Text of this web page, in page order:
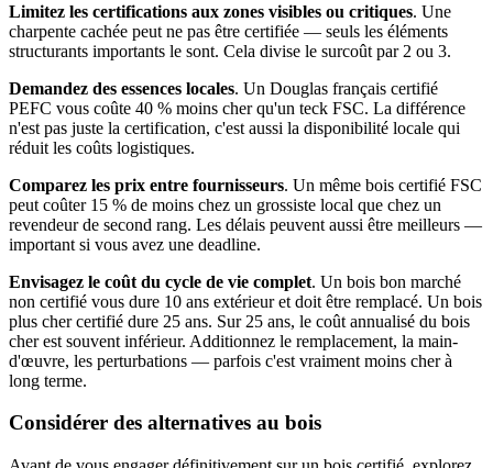
Limitez les certifications aux zones visibles ou critiques. Une
charpente cachée peut ne pas être certifiée — seuls les éléments
structurants importants le sont. Cela divise le surcoût par 2 ou 3.
Demandez des essences locales. Un Douglas français certifié
PEFC vous coûte 40 % moins cher qu'un teck FSC. La différence
n'est pas juste la certification, c'est aussi la disponibilité locale qui
réduit les coûts logistiques.
Comparez les prix entre fournisseurs. Un même bois certifié FSC
peut coûter 15 % de moins chez un grossiste local que chez un
revendeur de second rang. Les délais peuvent aussi être meilleurs —
important si vous avez une deadline.
Envisagez le coût du cycle de vie complet. Un bois bon marché
non certifié vous dure 10 ans extérieur et doit être remplacé. Un bois
plus cher certifié dure 25 ans. Sur 25 ans, le coût annualisé du bois
cher est souvent inférieur. Additionnez le remplacement, la main-
d'œuvre, les perturbations — parfois c'est vraiment moins cher à
long terme.
Considérer des alternatives au bois